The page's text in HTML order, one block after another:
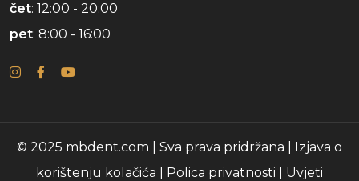
čet: 12:00 - 20:00
pet: 8:00 - 16:00
© 2025 mbdent.com | Sva prava pridržana | Izjava o
korištenju kolačića
Polica privatnosti
Uvjeti